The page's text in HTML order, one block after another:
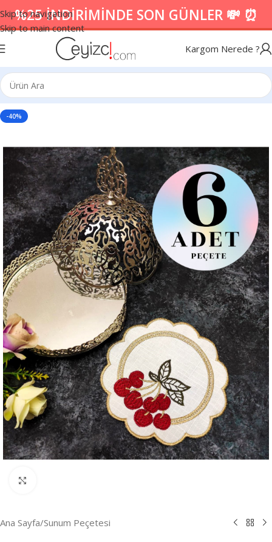
Skip to navigation
Skip to main content
%25 İNDİRİMİNDE SON GÜNLER 💸 ⏰
Kargom Nerede ?
-40%
Ana Sayfa/Sunum Peçetesi